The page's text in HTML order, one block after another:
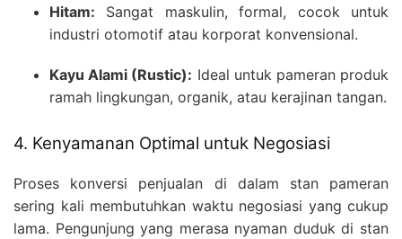
Hitam: Sangat maskulin, formal, cocok untuk
industri otomotif atau korporat konvensional.
Kayu Alami (Rustic): Ideal untuk pameran produk
ramah lingkungan, organik, atau kerajinan tangan.
4. Kenyamanan Optimal untuk Negosiasi
Proses konversi penjualan di dalam stan pameran
sering kali membutuhkan waktu negosiasi yang cukup
lama. Pengunjung yang merasa nyaman duduk di stan